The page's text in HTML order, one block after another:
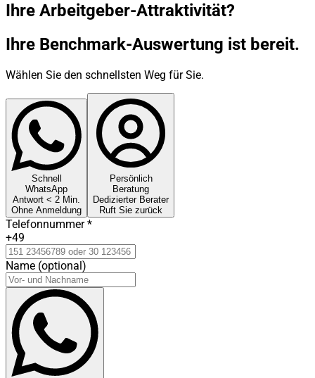
Ihre Arbeitgeber-Attraktivität?
Ihre Benchmark-Auswertung ist bereit.
Wählen Sie den schnellsten Weg für Sie.
Schnell
WhatsApp
Antwort < 2 Min.
Ohne Anmeldung
Persönlich
Beratung
Dedizierter Berater
Ruft Sie zurück
Telefonnummer*
+49
Name (optional)